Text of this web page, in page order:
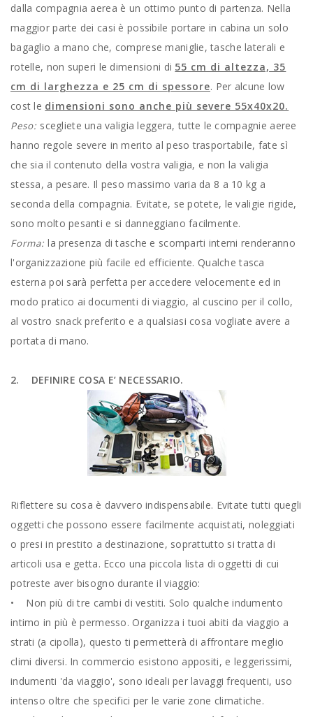
dalla compagnia aerea è un ottimo punto di partenza. Nella
maggior parte dei casi è possibile portare in cabina un solo
bagaglio a mano che, comprese maniglie, tasche laterali e
rotelle, non superi le dimensioni di 55 cm di altezza, 35
cm di larghezza e 25 cm di spessore. Per alcune low
cost le dimensioni sono anche più severe 55x40x20.
Peso: scegliete una valigia leggera, tutte le compagnie aeree
hanno regole severe in merito al peso trasportabile, fate sì
che sia il contenuto della vostra valigia, e non la valigia
stessa, a pesare. Il peso massimo varia da 8 a 10 kg a
seconda della compagnia. Evitate, se potete, le valigie rigide,
sono molto pesanti e si danneggiano facilmente.
Forma: la presenza di tasche e scomparti interni renderanno
l'organizzazione più facile ed efficiente. Qualche tasca
esterna poi sarà perfetta per accedere velocemente ed in
modo pratico ai documenti di viaggio, al cuscino per il collo,
al vostro snack preferito e a qualsiasi cosa vogliate avere a
portata di mano.
2. DEFINIRE COSA E’ NECESSARIO.
Riflettere su cosa è davvero indispensabile. Evitate tutti quegli
oggetti che possono essere facilmente acquistati, noleggiati
o presi in prestito a destinazione, soprattutto si tratta di
articoli usa e getta. Ecco una piccola lista di oggetti di cui
potreste aver bisogno durante il viaggio:
• Non più di tre cambi di vestiti. Solo qualche indumento
intimo in più è permesso. Organizza i tuoi abiti da viaggio a
strati (a cipolla), questo ti permetterà di affrontare meglio
climi diversi. In commercio esistono appositi, e leggerissimi,
indumenti 'da viaggio', sono ideali per lavaggi frequenti, uso
intenso oltre che specifici per le varie zone climatiche.